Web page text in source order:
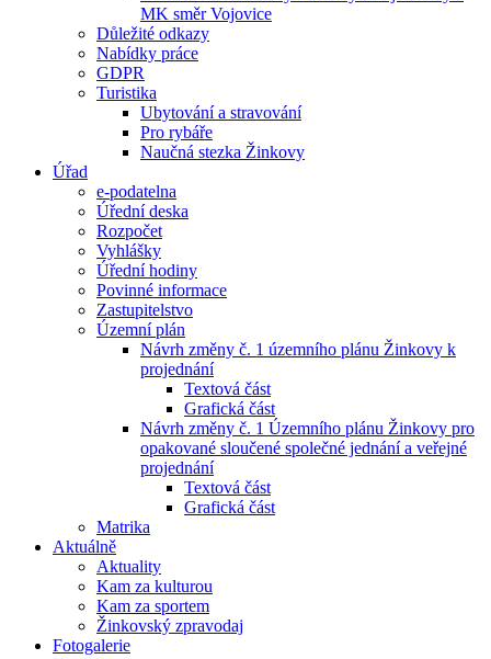
MK směr Vojovice
Důležité odkazy
Nabídky práce
GDPR
Turistika
Ubytování a stravování
Pro rybáře
Naučná stezka Žinkovy
Úřad
e-podatelna
Úřední deska
Rozpočet
Vyhlášky
Úřední hodiny
Povinné informace
Zastupitelstvo
Územní plán
Návrh změny č. 1 územního plánu Žinkovy k
projednání
Textová část
Grafická část
Návrh změny č. 1 Územního plánu Žinkovy pro
opakované sloučené společné jednání a veřejné
projednání
Textová část
Grafická část
Matrika
Aktuálně
Aktuality
Kam za kulturou
Kam za sportem
Žinkovský zpravodaj
Fotogalerie